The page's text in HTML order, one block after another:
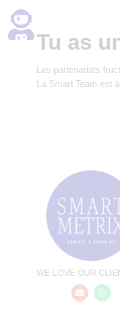
Tu as
Les partenariats
La Smart Team est
WE LOVE OUR